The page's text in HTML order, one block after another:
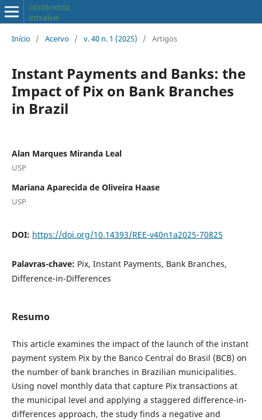
Início / Acervo / v. 40 n. 1 (2025) / Artigos
Instant Payments and Banks: the
Impact of Pix on Bank Branches
in Brazil
Alan Marques Miranda Leal
USP
Mariana Aparecida de Oliveira Haase
USP
DOI: https://doi.org/10.14393/REE-v40n1a2025-70825
Palavras-chave: Pix, Instant Payments, Bank Branches,
Difference-in-Differences
Resumo
This article examines the impact of the launch of the instant
payment system Pix by the Banco Central do Brasil (BCB) on
the number of bank branches in Brazilian municipalities.
Using novel monthly data that capture Pix transactions at
the municipal level and applying a staggered difference-in-
differences approach, the study finds a negative and